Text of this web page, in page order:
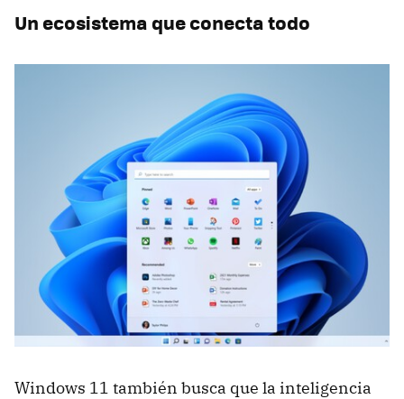
Un ecosistema que conecta todo
Windows 11 también busca que la inteligencia